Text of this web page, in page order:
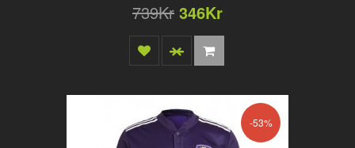
739Kr 346Kr
-53%